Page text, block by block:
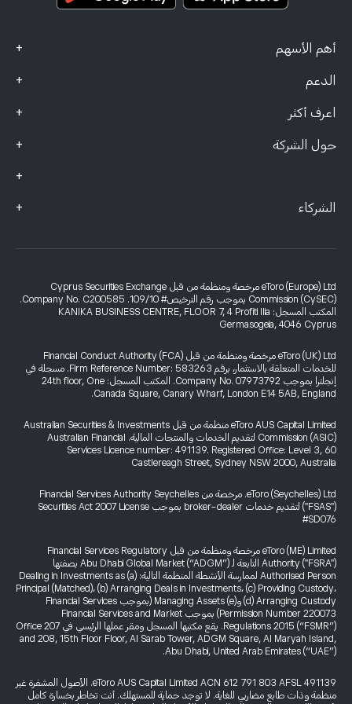
أهم الأسهم +
الدعم +
اعرف أكثر +
حول الشركة +
+
الشركاء +
eToro (Europe) Ltd مرخصة ومنظمة من قبل Cyprus Securities Exchange
Commission (CySEC) بموجب رقم الترخيص# 109/10. Company No. C200585.
المكتب المسجل: KANIKA BUSINESS CENTRE, FLOOR 7, 4 Profiti Ilia
Germasogeia, 4046 Cyprus
eToro (UK) Ltd مرخصة ومنظمة من قبل Financial Conduct Authority (FCA)
للخدمات المتعلقة بالاستثمار، برقم Firm Reference Number: 583263. مسجلة في
إنجلترا بموجب Company No. 07973792. المكتب المسجل: 24th floor, One
Canada Square, Canary Wharf, London E14 5AB, England.
eToro AUS Capital Limited منظمة من قبل Australian Securities & Investments
Commission (ASIC) لتقديم الخدمات والمنتجات المالية. Australian Financial
Services Licence number: 491139. Registered Office: Level 3, 60
Castlereagh Street, Sydney NSW 2000, Australia
eToro (Seychelles) Ltd. مرخصة من Financial Services Authority Seychelles
("FSAS") لتقديم خدمات broker-dealer بموجب Securities Act 2007 License
#SD076
eToro (ME) Limited مرخصة ومنظمة من قبل Financial Services Regulatory
Authority ("FSRA") التابعة لـ Abu Dhabi Global Market (“ADGM”) بصفتها
Authorised Person لممارسة الأنشطة المنظمة التالية: (a) Dealing in Investments as
Principal (Matched)، (b) Arranging Deals in Investments، (c) Providing Custody،
(d) Arranging Custody و(e) Managing Assets (بموجب Financial Services
Permission Number 220073) بموجب Financial Services and Market
Regulations 2015 (“FSMR”). يقع مكتبها المسجل ومقر عملها الرئيسي في Office 207
and 208, 15th Floor Floor, Al Sarab Tower, ADGM Square, Al Maryah Island,
Abu Dhabi, United Arab Emirates (“UAE”).
eToro AUS Capital Limited ACN 612 791 803 AFSL 491139. الأصول المشفرة غير
منظمة وذات طابع مضاربي للغاية. لا توجد حماية للمستهلك. أنت تخاطر بخسارة كامل